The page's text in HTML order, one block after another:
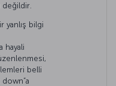
değildir.
yanlış bilgi
hayali
belli